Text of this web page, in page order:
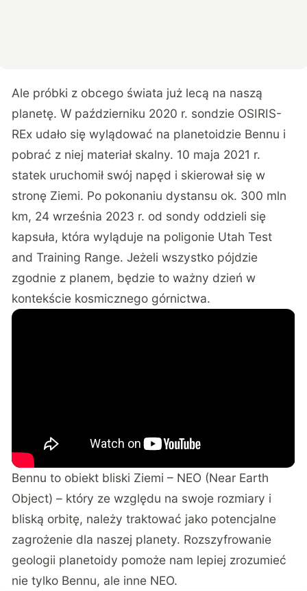
Ale próbki z obcego świata już lecą na naszą
planetę. W październiku 2020 r. sondzie OSIRIS-
REx udało się wylądować na planetoidzie Bennu i
pobrać z niej materiał skalny. 10 maja 2021 r.
statek uruchomił swój napęd i skierował się w
stronę Ziemi. Po pokonaniu dystansu ok. 300 mln
km, 24 września 2023 r. od sondy oddzieli się
kapsuła, która wyląduje na poligonie Utah Test
and Training Range. Jeżeli wszystko pójdzie
zgodnie z planem, będzie to ważny dzień w
kontekście kosmicznego górnictwa.
Bennu to obiekt bliski Ziemi – NEO (Near Earth
Object) – który ze względu na swoje rozmiary i
bliską orbitę, należy traktować jako potencjalne
zagrożenie dla naszej planety. Rozszyfrowanie
geologii planetoidy pomoże nam lepiej zrozumieć
nie tylko Bennu, ale inne NEO.